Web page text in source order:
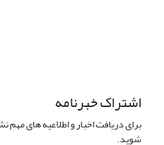
اشتراک خبرنامه
برای دریافت اخبار و اطلاعیه های
شوید.